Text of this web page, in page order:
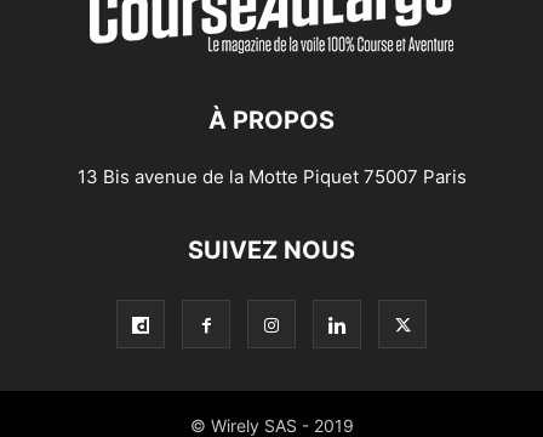
À PROPOS
13 Bis avenue de la Motte Piquet 75007 Paris
SUIVEZ NOUS
© Wirely SAS - 2019